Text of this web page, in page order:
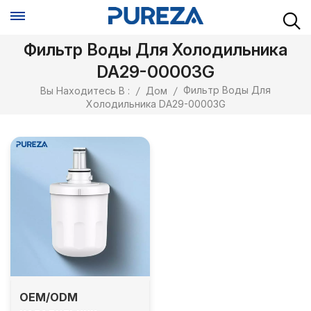
Фильтр Воды Для Холодильника
DA29-00003G
Вы Находитесь В : / Дом / Фильтр Воды Для
Холодильника DA29-00003G
OEM/ODM